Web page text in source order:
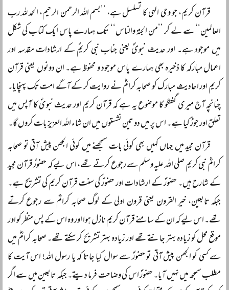
قرآن کریم، جو وحی الہی کا تسلسل ہے، ’’بسم اللہ الرحمن الرحیم، الحمد للہ رب
العالمین‘‘ سے لے کر ’’من الجنۃ والناس‘‘ تک ہمارے پاس ایک کتاب کی شکل
میں موجود ہے۔ اور حدیث نبویؐ یعنی جناب نبی کریمؐ کے ارشادات مقدسہ اور
اعمال مبارکہ کا ذخیرہ بھی ہمارے پاس موجود و محفوظ ہے۔ ان دونوں یعنی قرآن
کریم اور احادیث مبارک کو صحابہ کرامؓ نے روایت کر کے آگے امت تک پہنچایا۔
چنانچہ آج میری گفتگو کا موضوع یہ ہے کہ قرآن کریم اور حدیث نبویؐ کا آپس میں
تعلق اور جوڑ کیا ہے۔ اس پر میں دو تین نشستوں میں ان شاء اللہ العزیز بات کروں گا۔
قرآن مجید میں جہاں کہیں بھی کوئی بات سمجھنے میں کوئی الجھن پیش آتی تو صحابہ
کرامؓ نبی کریم صلی اللہ علیہ وسلم سے رجوع کرتے تھے، اس لیے کہ حضورؐ قرآن مجید
کے شارح ہیں۔ حضورؐ کے ارشادات اور حضورؐ کی سنت قرآن کریم کی تشریح ہے۔
جبکہ تابعین، خیر القرون یعنی قرون اولی کے لوگ صحابہ کرامؓ سے رجوع کرتے
تھے۔ اس لیے کہ ان کے سامنے قرآن کریم نازل ہوا اور وہ اس کے پس منظر کو اور
موقع محل کو زیادہ بہتر جانتے تھے اور زیادہ بہتر تشریح کر سکتے تھے۔ صحابہ کرامؓ میں
سے کسی کو الجھن پیش آتی تو حضورؐ سے سوال کیا جاتا کہ یا رسول اللہ! اس آیت کا
مطلب سمجھ میں نہیں آیا۔ حضورؐ اس کی وضاحت فرما دیتے۔ جبکہ تابعین میں سے اگر